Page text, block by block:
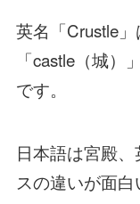
英名「Crustle
「castle（城）
です。
日本語は宮殿
スの違いが面白